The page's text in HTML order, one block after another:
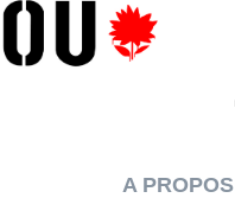
A PROPOS